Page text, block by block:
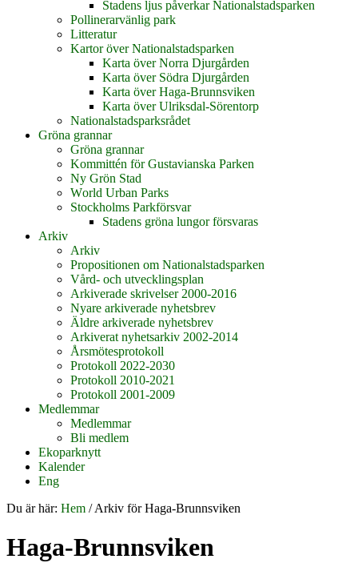
Stadens ljus påverkar Nationalstadsparken
Pollinerarvänlig park
Litteratur
Kartor över Nationalstadsparken
Karta över Norra Djurgården
Karta över Södra Djurgården
Karta över Haga-Brunnsviken
Karta över Ulriksdal-Sörentorp
Nationalstadsparksrådet
Gröna grannar
Gröna grannar
Kommittén för Gustavianska Parken
Ny Grön Stad
World Urban Parks
Stockholms Parkförsvar
Stadens gröna lungor försvaras
Arkiv
Arkiv
Propositionen om Nationalstadsparken
Vård- och utvecklingsplan
Arkiverade skrivelser 2000-2016
Nyare arkiverade nyhetsbrev
Äldre arkiverade nyhetsbrev
Arkiverat nyhetsarkiv 2002-2014
Årsmötesprotokoll
Protokoll 2022-2030
Protokoll 2010-2021
Protokoll 2001-2009
Medlemmar
Medlemmar
Bli medlem
Ekoparknytt
Kalender
Eng
Du är här: Hem /Arkiv för Haga-Brunnsviken
Haga-Brunnsviken